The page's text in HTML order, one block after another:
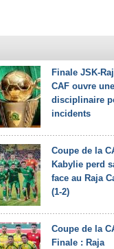
Finale JSK-
CAF ouvre
disciplinaire
incidents
Coupe de la
Kabylie perd
face au Raja
(1-2)
Coupe de la
Finale : Raja